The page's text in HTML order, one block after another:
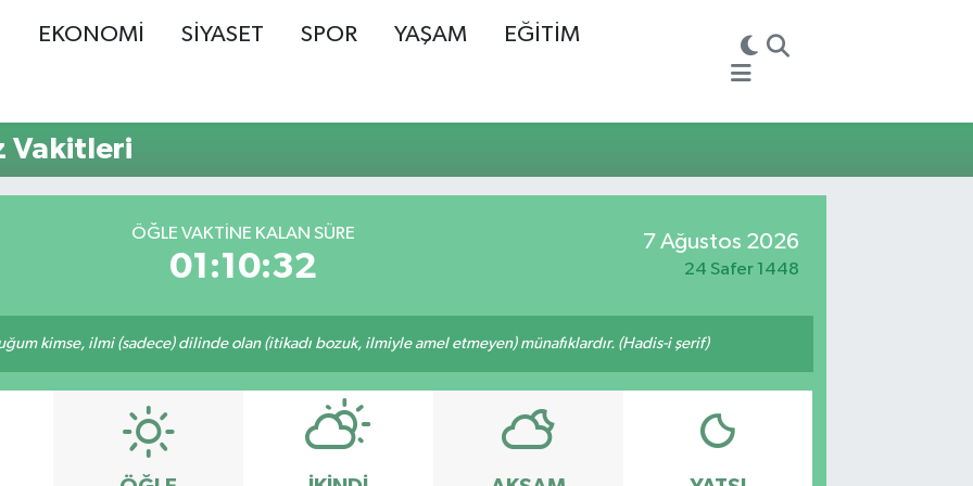
EKONOMİ SİYASET SPOR YAŞAM EĞİTİM
Vakitleri
ÖĞLE VAKTINE KALAN SÜRE
01:10:31
7 Ağustos 2026
24 Safer 1448
kimse, ilmi (sadece) dilinde olan (itikadı bozuk, ilmiyle amel etmeyen) münafıklardır. (Hadis-i şerif)